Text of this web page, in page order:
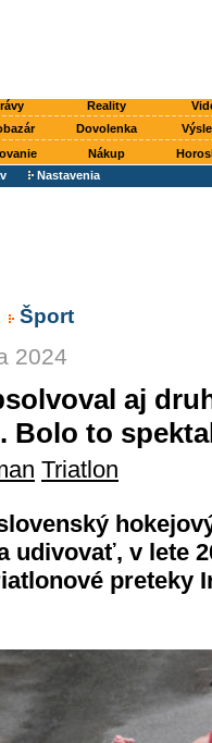
Reality
Dovolenka
Nákup
Nastavenia
Šport
2024
aj
Bolo to
Triatlon
udivovať, v lete
preteky